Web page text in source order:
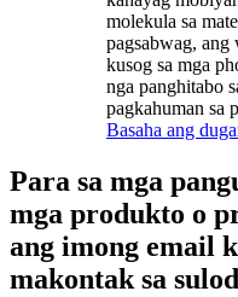
molekula sa
pagsabwag, ang
kusog sa mga
nga panghitabo
pagkahuman sa
Basaha ang
Para sa mga
mga produkto o
ang imong email
makontak sa